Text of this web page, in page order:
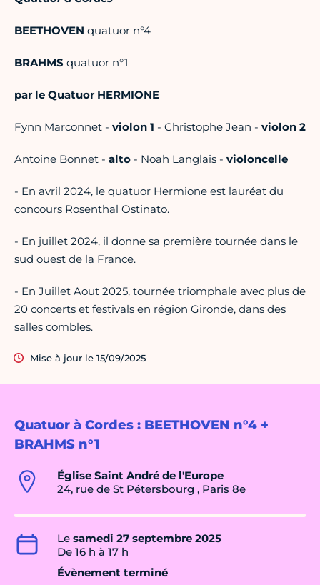
Quatuor à Cordes : BEETHOVEN n°4 +
BRAHMS n°1
Église Saint André de l'Europe
24, rue de St Pétersbourg , Paris 8e
Le samedi 27 septembre 2025
De 16 h à 17 h
Évènement terminé
BEETHOVEN quatuor n°4
BRAHMS quatuor n°1
par le Quatuor HERMIONE
Fynn Marconnet - violon 1 - Christophe Jean - violon 2
Antoine Bonnet - alto - Noah Langlais - violoncelle
- En avril 2024, le quatuor Hermione est lauréat du
concours Rosenthal Ostinato.
- En juillet 2024, il donne sa première tournée dans le
sud ouest de la France.
- En Juillet Aout 2025, tournée triomphale avec plus de
20 concerts et festivals en région Gironde, dans des
salles combles.
Mise à jour le 15/09/2025